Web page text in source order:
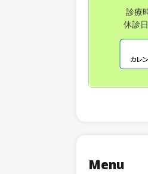
診療
休診
Menu